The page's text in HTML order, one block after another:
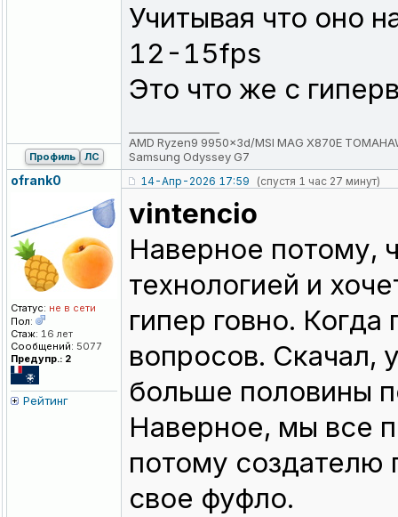
Учитывая что оно
12-15fps
Это что же с
AMD Ryzen9 9950x3d/MSI MAG X870E
Samsung Odyssey G7
Профиль ЛС
ofrank0
Статус: не в сети
Пол:
Стаж: 16 лет
Сообщений: 5077
Предупр.: 2
Рейтинг
14-Апр-2026 17:59 (спустя 1 час 27 минут)
vintencio
Наверное потому,
технологией и
гипер говно.
вопросов. Скачал,
больше половины
Наверное, мы все
потому создателю
свое фуфло.